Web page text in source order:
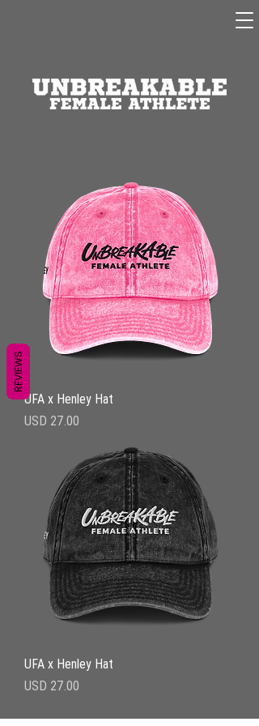
UFA x Henley Hat
Precio
USD 27.00
UFA x Henley Hat
Precio
USD 27.00
REVIEWS